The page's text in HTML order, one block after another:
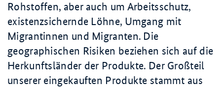
Rohstoffen, aber auch um Arbeitsschutz,
existenzsichernde Löhne, Umgang mit
Migrantinnen und Migranten. Die
geographischen Risiken beziehen sich auf die
Herkunftsländer der Produkte. Der Großteil
unserer eingekauften Produkte stammt aus